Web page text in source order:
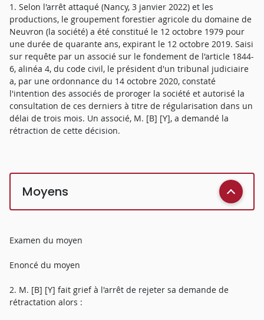
1. Selon l'arrêt attaqué (Nancy, 3 janvier 2022) et les
productions, le groupement forestier agricole du domaine de
Neuvron (la société) a été constitué le 12 octobre 1979 pour
une durée de quarante ans, expirant le 12 octobre 2019. Saisi
sur requête par un associé sur le fondement de l'article 1844-
6, alinéa 4, du code civil, le président d'un tribunal judiciaire
a, par une ordonnance du 14 octobre 2020, constaté
l'intention des associés de proroger la société et autorisé la
consultation de ces derniers à titre de régularisation dans un
délai de trois mois. Un associé, M. [B] [Y], a demandé la
rétraction de cette décision.
Moyens
Examen du moyen
Enoncé du moyen
2. M. [B] [Y] fait grief à l'arrêt de rejeter sa demande de
rétractation alors :